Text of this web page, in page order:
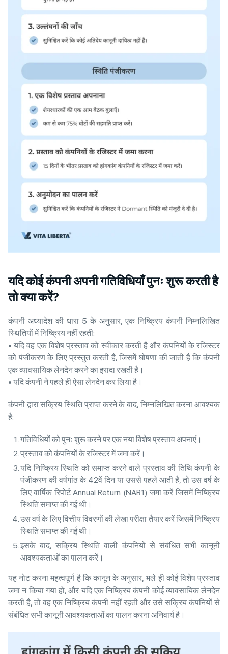
यदि कोई कंपनी अपनी गतिविधियाँ पुनः शुरू करती है
तो क्या करें?
कंपनी अध्यादेश की धारा 5 के अनुसार, एक निष्क्रिय कंपनी निम्नलिखित
स्थितियों में निष्क्रिय नहीं रहती:
• यदि वह एक विशेष प्रस्ताव को स्वीकार करती है और कंपनियों के रजिस्टर
को पंजीकरण के लिए प्रस्तुत करती है, जिसमें घोषणा की जाती है कि कंपनी
एक व्यावसायिक लेनदेन करने का इरादा रखती है।
• यदि कंपनी ने पहले ही ऐसा लेनदेन कर लिया है।
कंपनी द्वारा सक्रिय स्थिति प्राप्त करने के बाद, निम्नलिखित करना आवश्यक
है:
गतिविधियों को पुनः शुरू करने पर एक नया विशेष प्रस्ताव अपनाएं।
प्रस्ताव को कंपनियों के रजिस्टर में जमा करें।
यदि निष्क्रिय स्थिति को समाप्त करने वाले प्रस्ताव की तिथि कंपनी के
पंजीकरण की वर्षगांठ के 42वें दिन या उससे पहले आती है, तो उस वर्ष के
लिए वार्षिक रिपोर्ट Annual Return (NAR1) जमा करें जिसमें निष्क्रिय
स्थिति समाप्त की गई थी।
उस वर्ष के लिए वित्तीय विवरणों की लेखा परीक्षा तैयार करें जिसमें निष्क्रिय
स्थिति समाप्त की गई थी।
इसके बाद, सक्रिय स्थिति वाली कंपनियों से संबंधित सभी कानूनी
आवश्यकताओं का पालन करें।
यह नोट करना महत्वपूर्ण है कि कानून के अनुसार, भले ही कोई विशेष प्रस्ताव
जमा न किया गया हो, और यदि एक निष्क्रिय कंपनी कोई व्यावसायिक लेनदेन
करती है, तो वह एक निष्क्रिय कंपनी नहीं रहती और उसे सक्रिय कंपनियों से
संबंधित सभी कानूनी आवश्यकताओं का पालन करना अनिवार्य है।